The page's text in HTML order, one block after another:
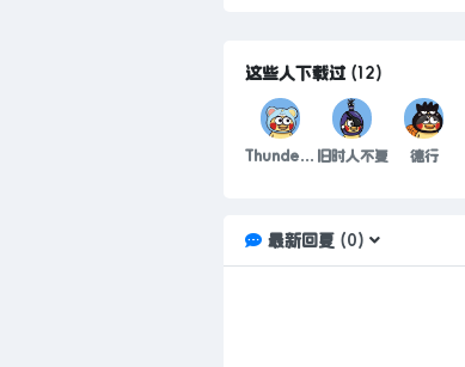
这些人下载过(12)
Thunder雷电 旧时人不复 德行
最新回复(0)